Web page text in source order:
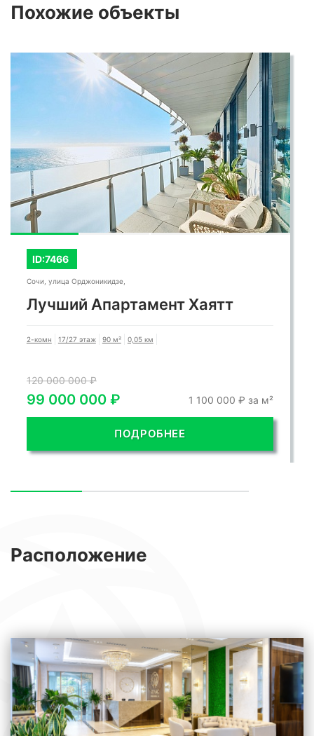
Похожие объекты
ID:7466
Сочи, улица Орджоникидзе,
Лучший Апартамент Хаятт
2-комн 17/27 этаж 90 м² 0,05 км
120 000 000 ₽
99 000 000 ₽ 1 100 000 ₽ за м²
ПОДРОБНЕЕ
Расположение